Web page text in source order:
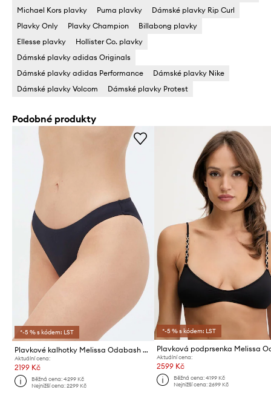
Michael Kors plavky
Puma plavky
Dámské plavky Rip Curl
Plavky Only
Plavky Champion
Billabong plavky
Ellesse plavky
Hollister Co. plavky
Dámské plavky adidas Originals
Dámské plavky adidas Performance
Dámské plavky Nike
Dámské plavky Volcom
Dámské plavky Protest
Podobné produkty
*-5 % s kódem: LST
Plavkové kalhotky Melissa Odabash Barcelona
Aktuální cena:
2199 Kč
Běžná cena:4299 Kč
Nejnižší cena:2299 Kč
*-5 % s kódem: LST
Aktuální cena:
2599 Kč
Běžná cena: 4199 Kč
Nejnižší cena: 2699 Kč